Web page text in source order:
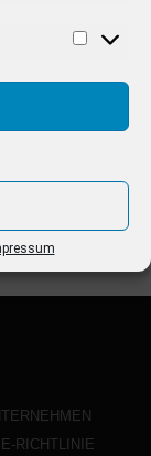
RICHTLINIE